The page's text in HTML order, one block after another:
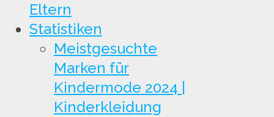
Eltern
Statistiken
Meistgesuchte
Marken für
Kindermode 2024 |
Kinderkleidung